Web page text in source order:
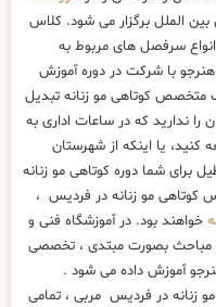
بین الملل برگزار می شود. کلاس
سرفصل های مربوط به
با شرکت در دوره آموزش
متخصص کوتاهی مو زنانه تبدیل
ندارید که در ساعات اداری به
کنید، یا اینکه از شهرستان
برای شما دوره کوتاهی مو زنانه
کوتاهی مو زنانه در فردیس ،
خواهند بود. در آموزشگاه فنی و
مباحث بصورت مبتدی ، تخصصی
الی 10 جلسه به هنرجو آموزش داده می شود .
زنانه در فردیس مربی ، تمامی